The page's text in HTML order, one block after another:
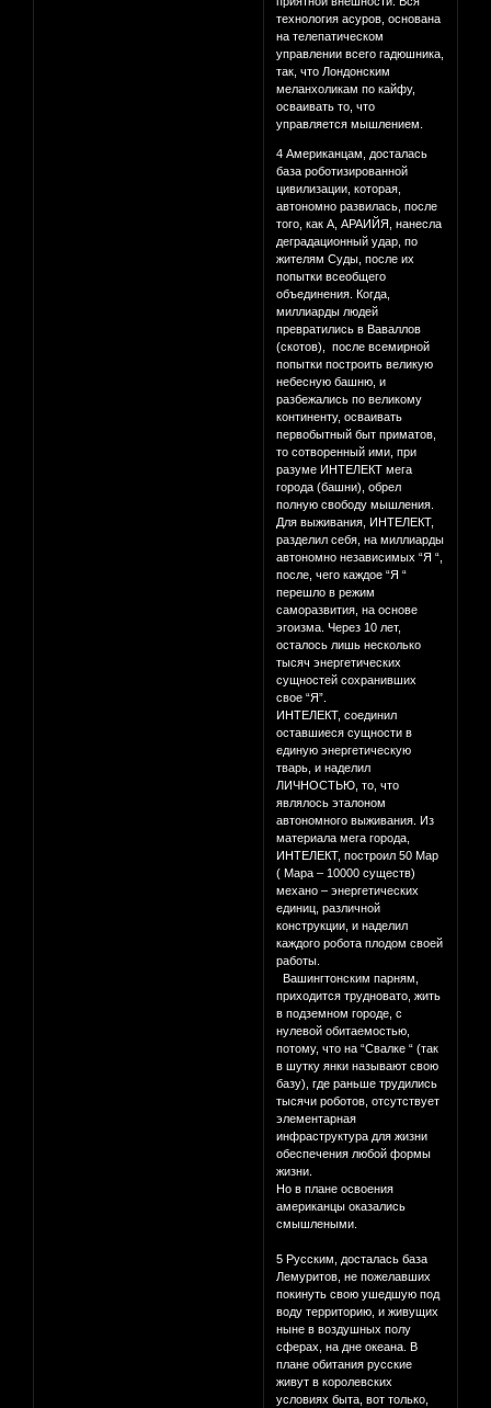
технология асуров, основана
на телепатическом
управлении всего гадюшника,
так, что Лондонским
меланхоликам по кайфу,
осваивать то, что
управляется мышлением.
4 Американцам, досталась
база роботизированной
цивилизации, которая,
автономно развилась, после
того, как А, АРАИЙЯ, нанесла
деградационный удар, по
жителям Суды, после их
попытки всеобщего
объединения. Когда,
миллиарды людей
превратились в Ваваллов
(скотов), после всемирной
попытки построить великую
небесную башню, и
разбежались по великому
континенту, осваивать
первобытный быт приматов,
то сотворенный ими, при
разуме ИНТЕЛЕКТ мега
города (башни), обрел
полную свободу мышления.
Для выживания, ИНТЕЛЕКТ,
разделил себя, на миллиарды
автономно независимых “Я “,
после, чего каждое “Я “
перешло в режим
саморазвития, на основе
эгоизма. Через 10 лет,
осталось лишь несколько
тысяч энергетических
сущностей сохранивших
свое “Я”.
ИНТЕЛЕКТ, соединил
оставшиеся сущности в
единую энергетическую
тварь, и наделил
ЛИЧНОСТЬЮ, то, что
являлось эталоном
автономного выживания. Из
материала мега города,
ИНТЕЛЕКТ, построил 50 Мар
( Мара – 10000 существ)
механо – энергетических
единиц, различной
конструкции, и наделил
каждого робота плодом своей
работы.
Вашингтонским парням,
приходится трудновато, жить
в подземном городе, с
нулевой обитаемостью,
потому, что на “Свалке “ (так
в шутку янки называют свою
базу), где раньше трудились
тысячи роботов, отсутствует
элементарная
инфраструктура для жизни
обеспечения любой формы
жизни.
Но в плане освоения
американцы оказались
смышлеными.
5 Русским, досталась база
Лемуритов, не пожелавших
покинуть свою ушедшую под
воду территорию, и живущих
ныне в воздушных полу
сферах, на дне океана. В
плане обитания русские
живут в королевских
условиях быта, вот только,